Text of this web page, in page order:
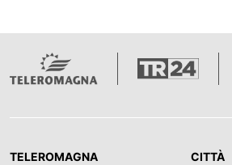
TELEROMAGNA CITTÀ